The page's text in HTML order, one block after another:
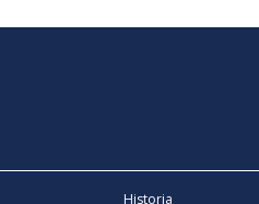
Historia